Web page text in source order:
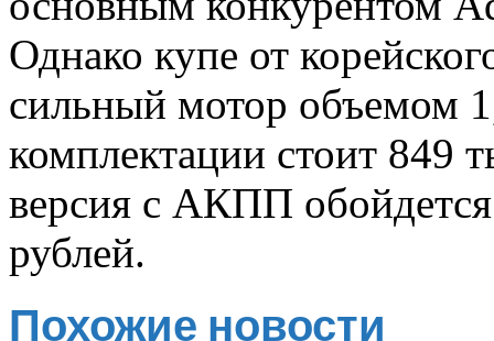
Однако купе от
сильный мотор объемом
комплектации стоит 849
версия с АКПП
рублей.
Похожие новости